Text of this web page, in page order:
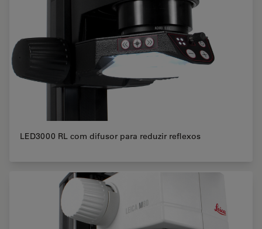
LED3000 RL com difusor para reduzir reflexos